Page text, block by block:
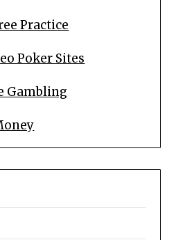
Practice
Poker Sites
Gambling